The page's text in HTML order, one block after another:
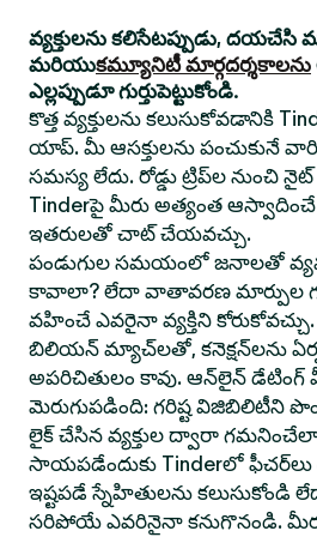
వ్యక్తులను కలిసేటప్పుడు, దయచేసి
మరియుకమ్యూనిటీ మార్గదర్శకాలను
ఎల్లప్పుడూ గుర్తుపెట్టుకోండి.
కొత్త వ్యక్తులను కలుసుకోవడానికి
యాప్. మీ ఆసక్తులను పంచుకునే
సమస్య లేదు. రోడ్డు ట్రిప్‌ల నుంచి
Tinderపై మీరు అత్యంత
ఇతరులతో చాట్ చేయవచ్చు.
పండుగుల సమయంలో జనాలతో
కావాలా? లేదా వాతావరణ మార్పుల
వహించే ఎవరైనా వ్యక్తిని
బిలియన్ మ్యాచ్‌లతో, కనెక్షన్‌లను
అపరిచితులం కావు. ఆన్‌లైన్ డేటింగ్
మెరుగుపడింది: గరిష్ట విజిబిలిటీని
లైక్ చేసిన వ్యక్తుల ద్వారా
సాయపడేందుకు Tinderలో
ఇష్టపడే స్నేహితులను కలుసుకోండి
సరిపోయే ఎవరినైనా కనుగొనండి. మీరు